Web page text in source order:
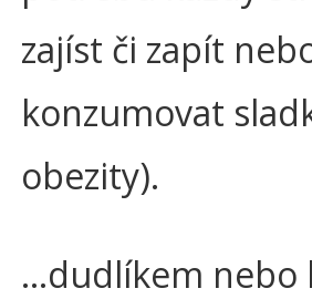
zajíst či zapít
konzumovat
obezity).
…dudlíkem nebo